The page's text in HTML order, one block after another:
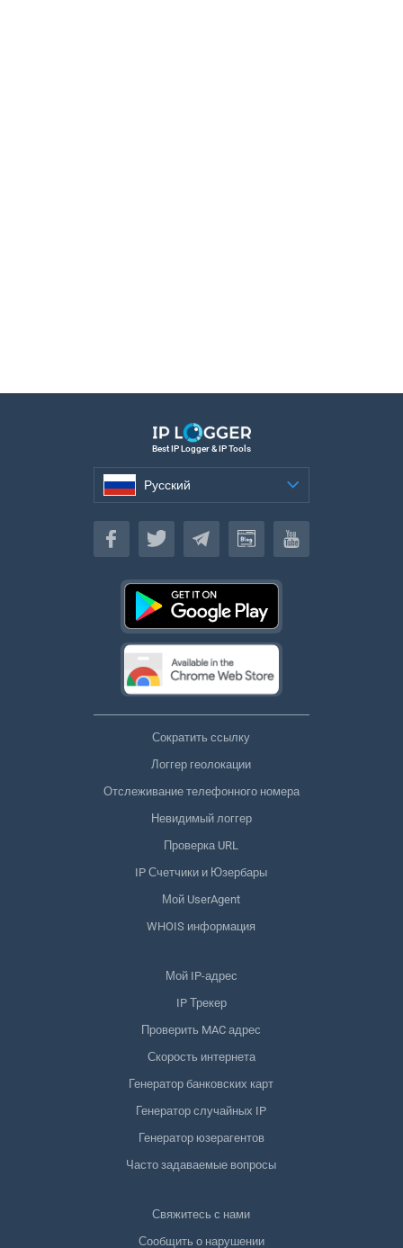
Best IP Logger & IP Tools
Русский
Русский
Сократить ссылку
Логгер геолокации
Отслеживание телефонного номера
Невидимый логгер
Проверка URL
IP Счетчики и Юзербары
Мой UserAgent
WHOIS информация
Мой IP-адрес
IP Трекер
Проверить MAC адрес
Скорость интернета
Генератор банковских карт
Генератор случайных IP
Генератор юзерагентов
Часто задаваемые вопросы
Свяжитесь с нами
Сообщить о нарушении